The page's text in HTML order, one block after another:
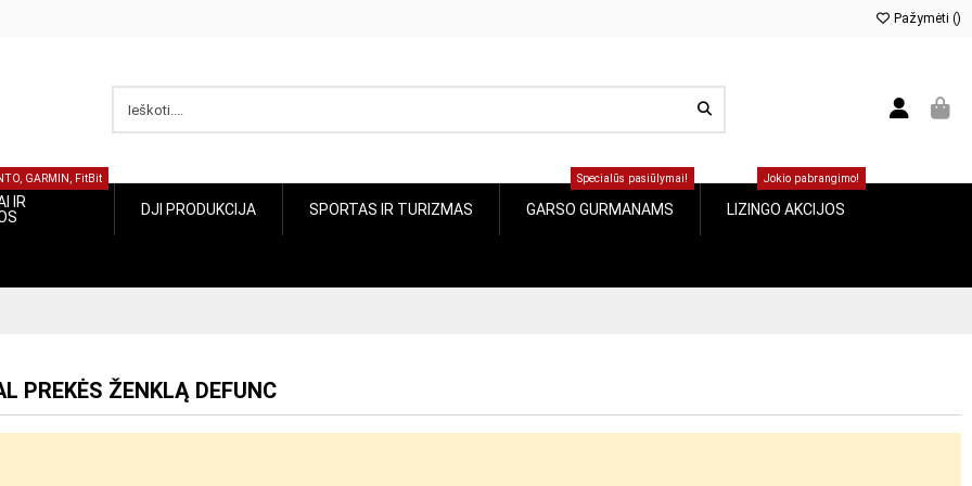
Pažymėti ()
IR
GARMIN, FitBit
DJI PRODUKCIJA
SPORTAS IR
TURIZMAS
GARSO GURMANAMS
Specialūs pasiūlymai!
LIZINGO AKCIJOS
Jokio pabrangimo!
PREKĖS ŽENKLĄ DEFUNC